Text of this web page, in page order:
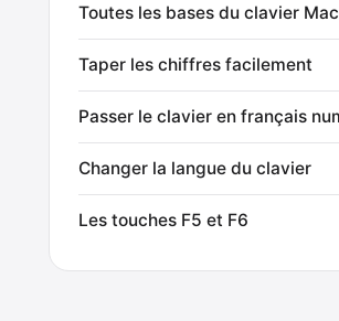
Toutes les bases du clavier Mac
Taper les chiffres facilement
Passer le clavier en français
Changer la langue du clavier
Les touches F5 et F6